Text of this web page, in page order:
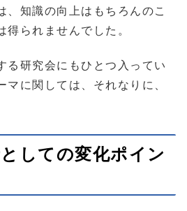
、知識の向上はもちろんのこ
られませんでした。
る研究会にもひとつ入ってい
に関しては、それなりに、
しての変化ポイン